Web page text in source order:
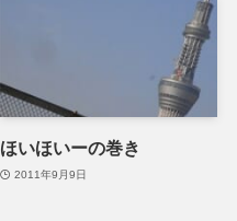
ほいほいーの巻き
2011年9月9日